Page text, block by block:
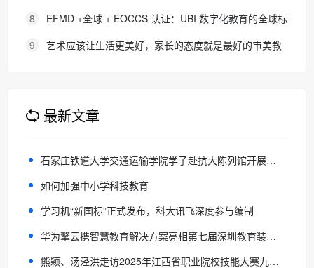
弹信号
8
EFMD +全球 + EOCCS 认证：UBI 数字化教育的全球标
杆
9
艺术应该让生活更美好，家长的态度就是最好的审美教
最新文章
石家庄铁道大学交通运输学院学子赴抗大陈列馆开展活动
如何加强中小学科技教育
学习机“新国标”正式发布，科大讯飞深度参与编制
华为擎云携智慧教育解决方案亮相第七届深圳教育装备博览会
熊颖、汤泾洪走访2025年江西省职业院校技能大赛九江职业大学赛区赛场